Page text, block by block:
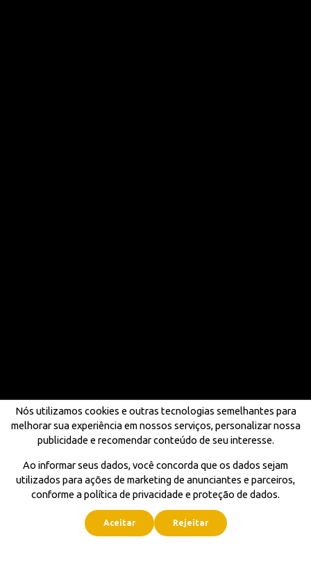
Nós utilizamos cookies e outras tecnologias semelhantes para
melhorar sua experiência em nossos serviços, personalizar nossa
publicidade e recomendar conteúdo de seu interesse.
Ao informar seus dados, você concorda que os dados sejam
utilizados para ações de marketing de anunciantes e parceiros,
conforme a política de privacidade e proteção de dados.
Aceitar Rejeitar